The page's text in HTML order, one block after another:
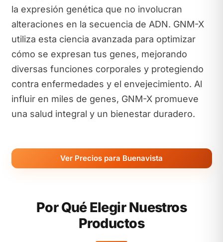
la expresión genética que no involucran
alteraciones en la secuencia de ADN. GNM-X
utiliza esta ciencia avanzada para optimizar
cómo se expresan tus genes, mejorando
diversas funciones corporales y protegiendo
contra enfermedades y el envejecimiento. Al
influir en miles de genes, GNM-X promueve
una salud integral y un bienestar duradero.
Ver Precios para Buenavista
Por Qué Elegir Nuestros
Productos